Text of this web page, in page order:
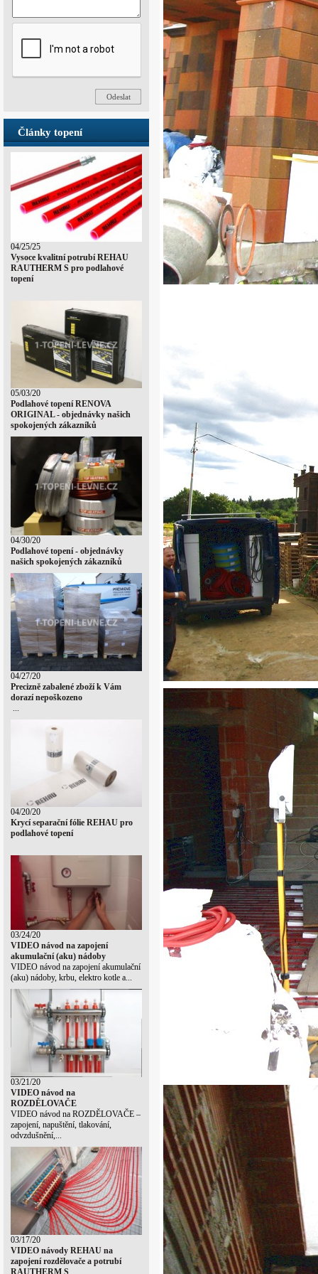
Články topení
04/25/25
Vysoce kvalitní potrubí REHAU
RAUTHERM S pro podlahové
topení
05/03/20
Podlahové topení RENOVA
ORIGINAL - objednávky našich
spokojených zákazníků
04/30/20
Podlahové topení - objednávky
našich spokojených zákazníků
04/27/20
Precizně zabalené zboží k Vám
dorazí nepoškozeno
...
04/20/20
Krycí separační fólie REHAU pro
podlahové topení
03/24/20
VIDEO návod na zapojení
akumulační (aku) nádoby
VIDEO návod na zapojení akumulační
(aku) nádoby, krbu, elektro kotle a...
03/21/20
VIDEO návod na
ROZDĚLOVAČE
VIDEO návod na ROZDĚLOVAČE –
zapojení, napuštění, tlakování,
odvzdušnění,...
03/17/20
VIDEO návody REHAU na
zapojení rozdělovače a potrubí
RAUTHERM S